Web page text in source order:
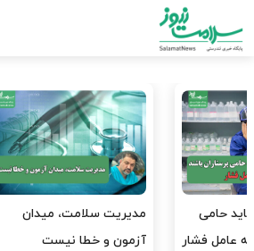
وقت وزیر بهداشت باید صرف
افتتاح پروژه‌ها شود؟
باید